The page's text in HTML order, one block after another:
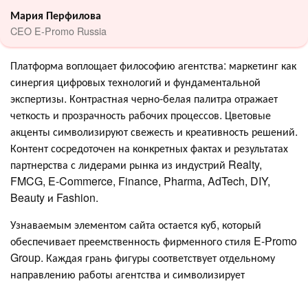
Мария Перфилова
CEO E-Promo Russia
Платформа воплощает философию агентства: маркетинг как
синергия цифровых технологий и фундаментальной
экспертизы. Контрастная черно-белая палитра отражает
четкость и прозрачность рабочих процессов. Цветовые
акценты символизируют свежесть и креативность решений.
Контент сосредоточен на конкретных фактах и результатах
партнерства с лидерами рынка из индустрий Realty,
FMCG, E-Commerce, Finance, Pharma, AdTech, DIY,
Beauty и Fashion.
Узнаваемым элементом сайта остается куб, который
обеспечивает преемственность фирменного стиля E-Promo
Group. Каждая грань фигуры соответствует отдельному
направлению работы агентства и символизирует